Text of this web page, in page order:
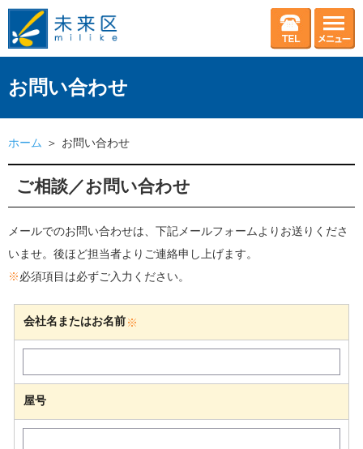
お問い合わせ
ホーム お問い合わせ
ご相談／お問い合わせ
メールでのお問い合わせは、下記メールフォームよりお送りくださ
いませ。後ほど担当者よりご連絡申し上げます。
※必須項目は必ずご入力ください。
会社名またはお名前
屋号